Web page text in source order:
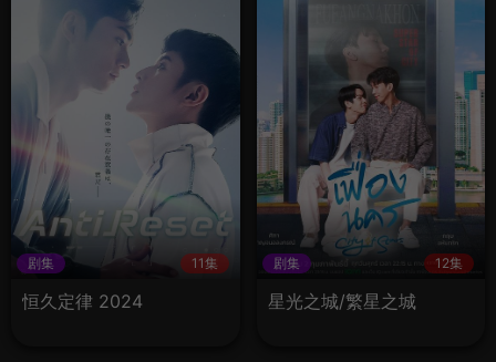
剧集 11集
恒久定律 2024
剧集 12集
星光之城/繁星之城